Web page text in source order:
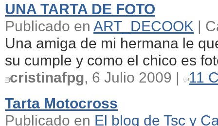
UNA TARTA DE FOTO
Publicado en ART_DECOOK |
Una amiga de mi hermana le
su cumple y como el chico es
cristinafpg, 6 Julio 2009 |
11
Tarta Motocross
Publicado en El blog de Tsc y